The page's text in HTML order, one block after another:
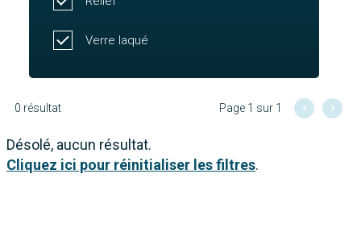
Verre laqué
0 résultat Page 1 sur 1
Désolé, aucun résultat.
Cliquez ici pour réinitialiser les filtres.